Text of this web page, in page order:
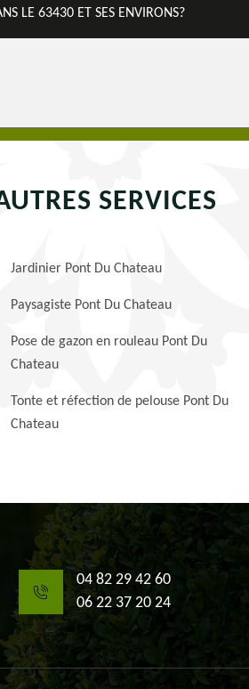
LE 63430 ET SES ENVIRONS?
SERVICES
Jardinier Pont Du Chateau
Paysagiste Pont Du Chateau
Pose de gazon en rouleau Pont Du
Chateau
Tonte et réfection de pelouse Pont Du
Chateau
04 82 29 42 60
06 22 37 20 24